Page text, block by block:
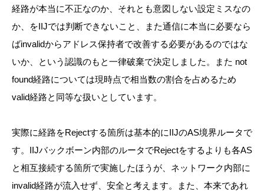
経路が本当に不正なのか、それとも意図しない設定ミスなの
か、をIIJでは判断できないこと、また通信に本当に必要なら
ばinvalidからアドレス保持者で改善する必要があるのではな
いか、という認識のもと一律破棄で決定しました。また not
found経路については現時点で相当数の割合を占めるため
valid経路と同等な扱いとしています。
実際に経路をRejectする箇所は基本的にIIJのAS境界ルータで
す。IIJバックボーン内部のルータでRejectをするよりも各AS
と相互接続する箇所で実施したほうが、ネットワーク内部に
invalid経路が流入せず、安全と考えます。また、本来であれ